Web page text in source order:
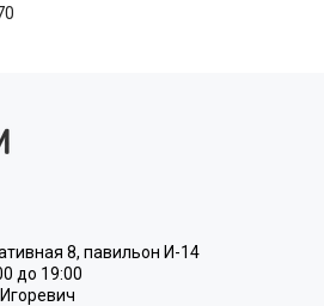
8, павильон И-14
до 19:00